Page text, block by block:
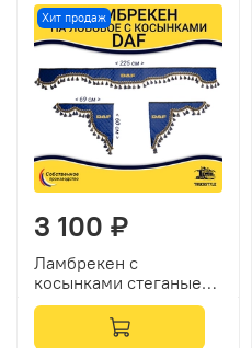
Хит продаж
3 100 ₽
Ламбрекен с
косынками стеганые
Daf (экокожа, синий,
синие кисточки)